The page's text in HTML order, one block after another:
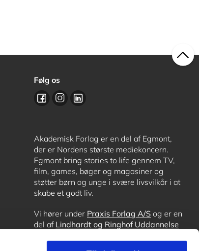
Følg os
Akademisk Forlag er en del af Egmont,
der er Nordens største mediekoncern.
Egmont bring stories to life gennem TV,
film, games, bøger og magasiner og
støtter børn og unge i svære livsvilkår i at
skabe et godt liv.
Vi hører under Praxis Forlag A/S og er en
del af Lindhardt og Ringhof Uddannelse